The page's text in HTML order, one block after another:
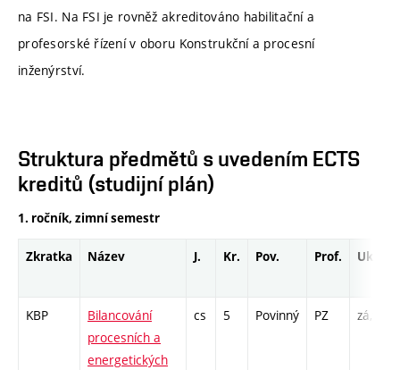
na FSI. Na FSI je rovněž akreditováno habilitační a
profesorské řízení v oboru Konstrukční a procesní
inženýrství.
Struktura předmětů s uvedením ECTS
kreditů (studijní plán)
1. ročník, zimní semestr
Zkratka Název J. Kr. Pov. Prof. Uk.
KBP
Bilancování
procesních a
energetických
cs 5 Povinný PZ zá,zk